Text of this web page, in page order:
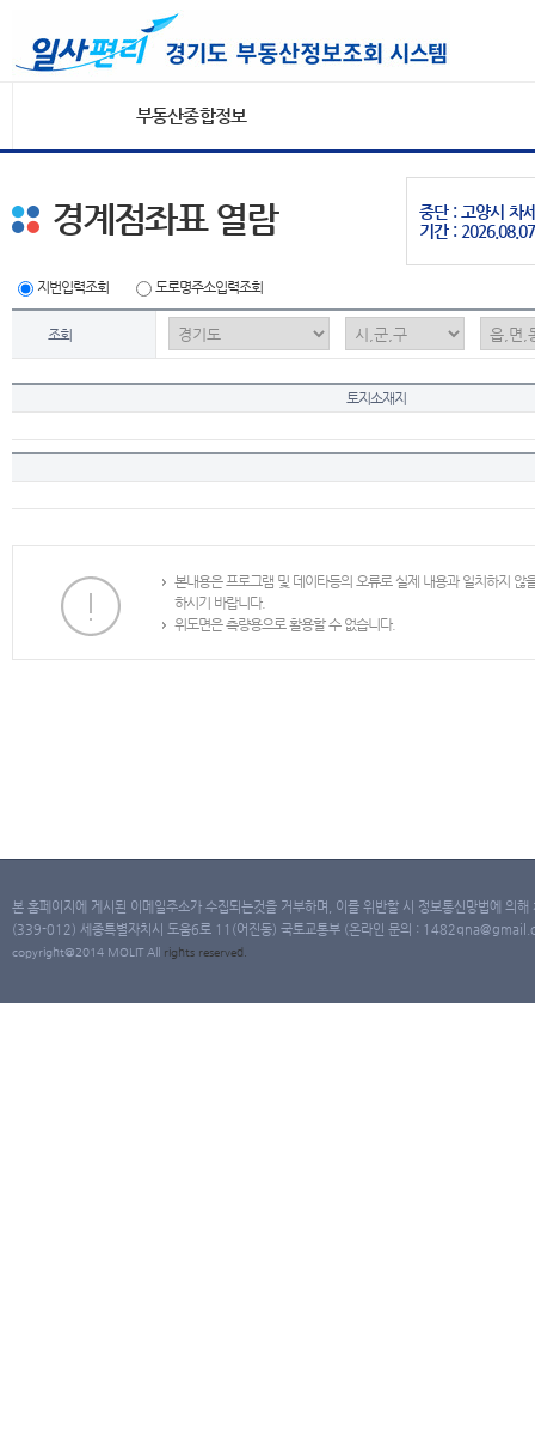
부동산종합정보
중단 : 고양시 차
기간 :
경계점좌표 열람
지번입력조회 도로명주소입력조회
조회
토지소재지
본내용은 프로그램 및 데이타등의 오류로 실제 내용과 일치하지
하시기 바랍니다.
위도면은 측량용으로 활용할 수 없습니다.
본 홈페이지에 게시된 이메일주소가 수집되는것을 거부하며, 이를 위반할 시 정보통신망법에 의
(339-012) 세종특별자치시 도움6로 11(어진동) 국토교통부 (온라인 문의 :
copyright@2014 MOLIT All rights reserved.